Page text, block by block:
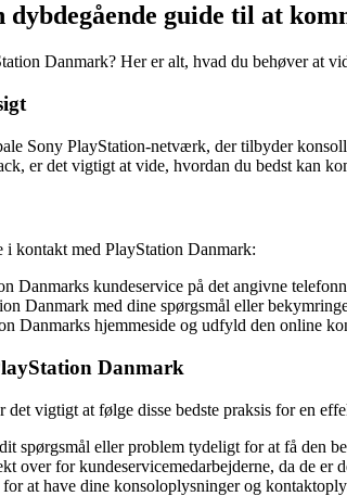
guide til at
Danmark? Her er alt, hvad du behøver at
Sony PlayStation-netværk, der tilbyder
er det vigtigt at vide, hvordan du bedst kan
kontakt med PlayStation Danmark:
Danmarks kundeservice på det angivne
Danmark med dine spørgsmål eller
Danmarks hjemmeside og udfyld den online
Danmark
vigtigt at følge disse bedste praksis for en
spørgsmål eller problem tydeligt for at få den
over for kundeservicemedarbejderne, da de er
for at have dine konsoloplysninger og